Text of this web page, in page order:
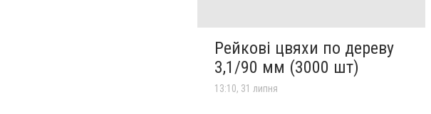
Рейкові цвяхи по дереву
3,1/90 мм (3000 шт)
13:10, 31 липня